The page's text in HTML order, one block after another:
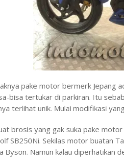
pake motor bermerk Jepang
bisa tertukar di parkiran. Itu
terlihat unik. Mulai modifikasi
brosis yang gak suka pake motor
SB250Ni. Sekilas motor buatan
Byson. Namun kalau diperhatikan